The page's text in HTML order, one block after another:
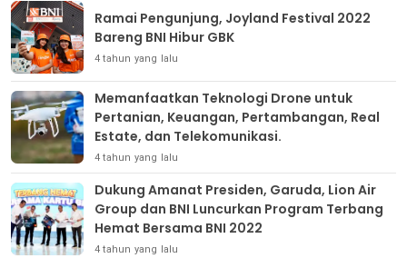
Ramai Pengunjung, Joyland Festival 2022
Bareng BNI Hibur GBK
4 tahun yang lalu
Memanfaatkan Teknologi Drone untuk
Pertanian, Keuangan, Pertambangan, Real
Estate, dan Telekomunikasi.
4 tahun yang lalu
Dukung Amanat Presiden, Garuda, Lion Air
Group dan BNI Luncurkan Program Terbang
Hemat Bersama BNI 2022
4 tahun yang lalu